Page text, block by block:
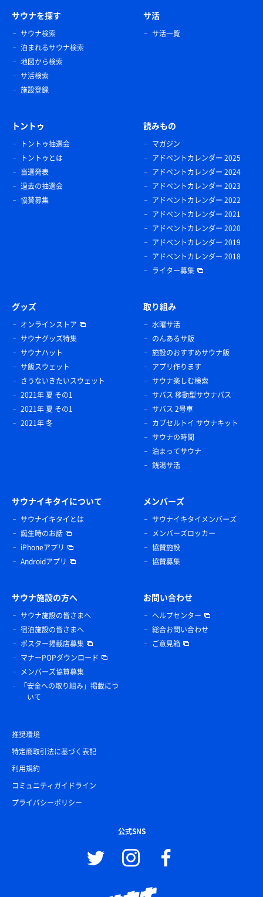
サウナを探す
サウナ検索
泊まれるサウナ検索
地図から検索
サ活検索
施設登録
サ活
サ活一覧
トントゥ
トントゥ抽選会
トントゥとは
当選発表
過去の抽選会
協賛募集
読みもの
マガジン
アドベントカレンダー 2025
アドベントカレンダー 2024
アドベントカレンダー 2023
アドベントカレンダー 2022
アドベントカレンダー 2021
アドベントカレンダー 2020
アドベントカレンダー 2019
アドベントカレンダー 2018
ライター募集
グッズ
オンラインストア
サウナグッズ特集
サウナハット
サ飯スウェット
さうないきたいスウェット
2021年 夏 その1
2021年 夏 その1
2021年 冬
取り組み
水曜サ活
のんあるサ飯
施設のおすすめサウナ飯
アプリ作ります
サウナ楽しむ検索
サバス 移動型サウナバス
サバス 2号車
カプセルトイ サウナキット
サウナの時間
泊まってサウナ
銭湯サ活
サウナイキタイについて
サウナイキタイとは
誕生時のお話
iPhoneアプリ
Androidアプリ
メンバーズ
サウナイキタイメンバーズ
メンバーズロッカー
協賛施設
協賛募集
サウナ施設の方へ
サウナ施設の皆さまへ
宿泊施設の皆さまへ
ポスター掲載店募集
マナーPOPダウンロード
メンバーズ協賛募集
「安全への取り組み」掲載につ
いて
お問い合わせ
ヘルプセンター
総合お問い合わせ
ご意見箱
推奨環境
特定商取引法に基づく表記
利用規約
コミュニティガイドライン
プライバシーポリシー
公式SNS